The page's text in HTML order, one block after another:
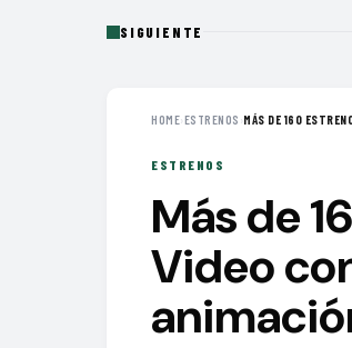
SIGUIENTE
HOME›ESTRENOS ›MÁS DE 160
ESTRENOS
Más de
Video